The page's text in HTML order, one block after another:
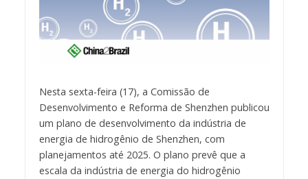
Nesta sexta-feira (17), a Comissão de
Desenvolvimento e Reforma de Shenzhen publicou
um plano de desenvolvimento da indústria de
energia de hidrogênio de Shenzhen, com
planejamentos até 2025. O plano prevê que a
escala da indústria de energia do hidrogênio